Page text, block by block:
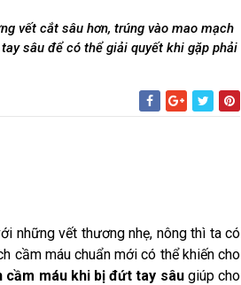
vết cắt sâu hơn, trúng vào mao mạch
sâu để có thể giải quyết khi gặp phải
những vết thương nhẹ, nông thì ta có
cầm máu chuẩn mới có thể khiến cho
cầm máu khi bị đứt tay sâugiúp cho